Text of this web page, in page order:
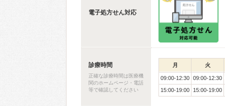
電子処方せん対応
診療時間
正確な診療時間は医療機
関のホームページ・電話
等で確認してください
月 火
09:00-12:30 09:00-12:30
15:00-19:00
15:00-19:00